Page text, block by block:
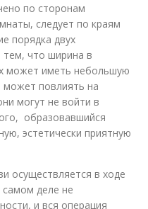
по сторонам
следует по краям
порядка двух
тем, что ширина в
может иметь небольшую
повлиять на
могут не войти в
образовавшийся
эстетически приятную
осуществляется в ходе
самом деле не
и вся операция